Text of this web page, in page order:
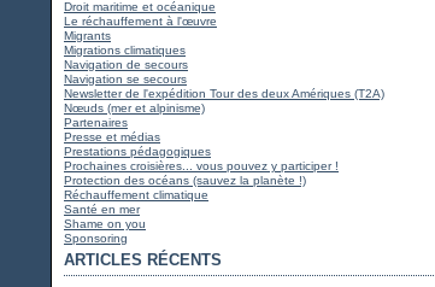
Droit maritime et océanique
Le réchauffement à l'œuvre
Migrants
Migrations climatiques
Navigation de secours
Navigation se secours
Newsletter de l'expédition Tour des deux Amériques (T2A)
Nœuds (mer et alpinisme)
Partenaires
Presse et médias
Prestations pédagogiques
Prochaines croisières... vous pouvez y participer !
Protection des océans (sauvez la planète !)
Réchauffement climatique
Santé en mer
Shame on you
Sponsoring
ARTICLES RÉCENTS